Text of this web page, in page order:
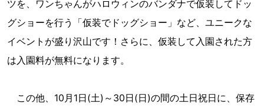
ツを、ワンちゃんがハロウィンのバンダナで仮装してドッ
グショーを行う「仮装でドッグショー」など、ユニークな
イベントが盛り沢山です！さらに、仮装して入園された方
は入園料が無料になります。
この他、10月1日(土)～30日(日)の間の土日祝日に、保存